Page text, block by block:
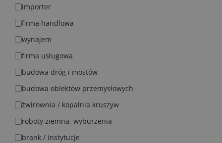
importer
firma handlowa
wynajem
firma usługowa
budowa dróg i mostów
budowa obiektów przemysłowych
żwirownia / kopalnia kruszyw
roboty ziemna, wyburzenia
brank / instytucje